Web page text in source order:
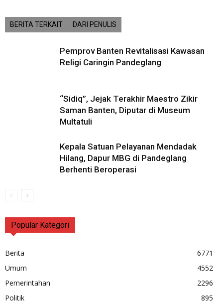
BERITA TERKAIT DARI PENULIS
Pemprov Banten Revitalisasi Kawasan
Religi Caringin Pandeglang
“Sidiq”, Jejak Terakhir Maestro Zikir
Saman Banten, Diputar di Museum
Multatuli
Kepala Satuan Pelayanan Mendadak
Hilang, Dapur MBG di Pandeglang
Berhenti Beroperasi
Popular Kategori
Berita
6771
Umum
4552
Pemerintahan
2296
Politik
895